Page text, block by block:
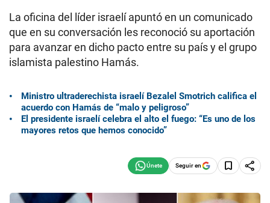
La oficina del líder israelí apuntó en un comunicado
que en su conversación les reconoció su aportación
para avanzar en dicho pacto entre su país y el grupo
islamista palestino Hamás.
Ministro ultraderechista israelí Bezalel Smotrich califica el
acuerdo con Hamás de “malo y peligroso”
El presidente israelí celebra el alto el fuego: “Es uno de los
mayores retos que hemos conocido”
Seguir en